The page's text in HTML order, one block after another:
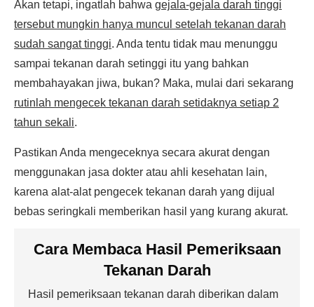
Akan tetapi, ingatlah bahwa gejala-gejala darah tinggi
tersebut mungkin hanya muncul setelah tekanan darah
sudah sangat tinggi. Anda tentu tidak mau menunggu
sampai tekanan darah setinggi itu yang bahkan
membahayakan jiwa, bukan? Maka, mulai dari sekarang
rutinlah mengecek tekanan darah setidaknya setiap 2
tahun sekali.
Pastikan Anda mengeceknya secara akurat dengan
menggunakan jasa dokter atau ahli kesehatan lain,
karena alat-alat pengecek tekanan darah yang dijual
bebas seringkali memberikan hasil yang kurang akurat.
Cara Membaca Hasil Pemeriksaan
Tekanan Darah
Hasil pemeriksaan tekanan darah diberikan dalam